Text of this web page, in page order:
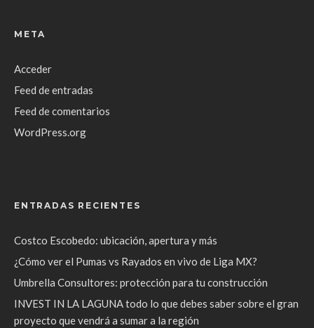
META
Acceder
Feed de entradas
Feed de comentarios
WordPress.org
ENTRADAS RECIENTES
Costco Escobedo: ubicación, apertura y más
¿Cómo ver el Pumas vs Rayados en vivo de Liga MX?
Umbrella Consultores: protección para tu construcción
INVEST IN LA LAGUNA todo lo que debes saber sobre el gran
proyecto que vendrá a sumar a la región